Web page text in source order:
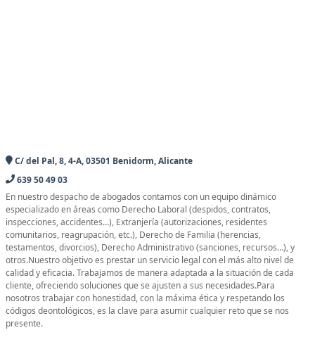
C/ del Pal, 8, 4-A, 03501 Benidorm, Alicante
639 50 49 03
En nuestro despacho de abogados contamos con un equipo dinámico
especializado en áreas como Derecho Laboral (despidos, contratos,
inspecciones, accidentes…), Extranjería (autorizaciones, residentes
comunitarios, reagrupación, etc.), Derecho de Familia (herencias,
testamentos, divorcios), Derecho Administrativo (sanciones, recursos…), y
otros.Nuestro objetivo es prestar un servicio legal con el más alto nivel de
calidad y eficacia. Trabajamos de manera adaptada a la situación de cada
cliente, ofreciendo soluciones que se ajusten a sus necesidades.Para
nosotros trabajar con honestidad, con la máxima ética y respetando los
códigos deontológicos, es la clave para asumir cualquier reto que se nos
presente.